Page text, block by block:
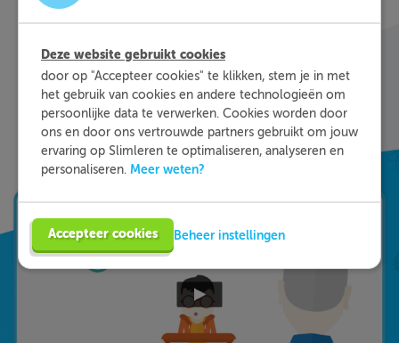
waar je nog wat moeite mee hebt, waar en
colleges, vuistregels en meer helpen jou om de
stof sneller te begrijpen. Daarnaast krijg je bij
ieder fout gegeven antwoord direct een heldere
uitleg hoe je de vraag het beste kunt oplossen.
Zo leer je sneller en effectiever; dat is pas
Slimleren!
Deze website gebruikt cookies
door op "Accepteer cookies" te klikken, stem je in met
het gebruik van cookies en andere technologieën om
persoonlijke data te verwerken. Cookies worden door
ons en door ons vertrouwde partners gebruikt om jouw
ervaring op Slimleren te optimaliseren, analyseren en
personaliseren. Meer weten?
Accepteer cookies Beheer instellingen